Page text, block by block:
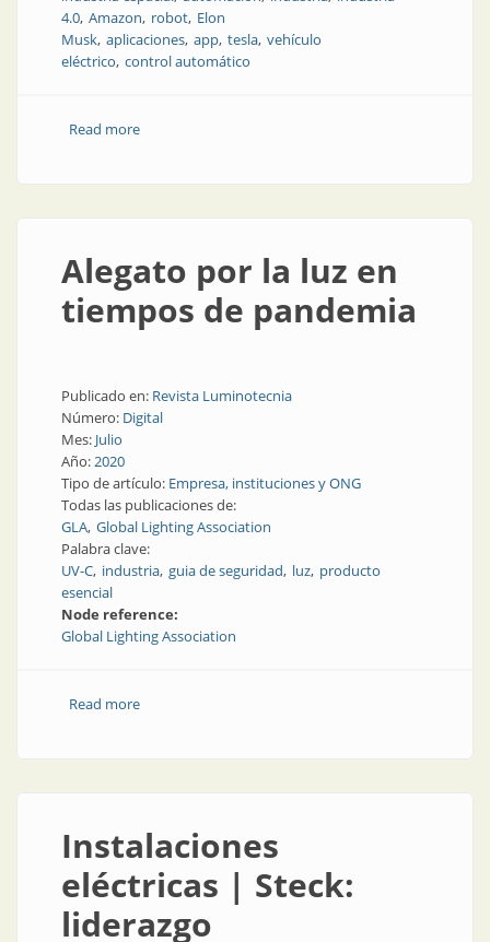
4.0 Amazon robot Elon
Musk aplicaciones app tesla vehículo
eléctrico control automático
Read moreabout El control automático en el siglo XXI
Alegato por la luz en
tiempos de pandemia
Publicado en: Revista Luminotecnia
Número: Digital
Mes: Julio
Año:2020
Tipo de artículo: Empresa, instituciones y ONG
Todas las publicaciones de:
GLA Global Lighting Association
Palabra clave:
UV-C industria guia de seguridad luz producto
esencial
Node reference:
Global Lighting Association
Read moreabout Alegato por la luz en tiempos de pandemia
Instalaciones
eléctricas | Steck:
liderazgo